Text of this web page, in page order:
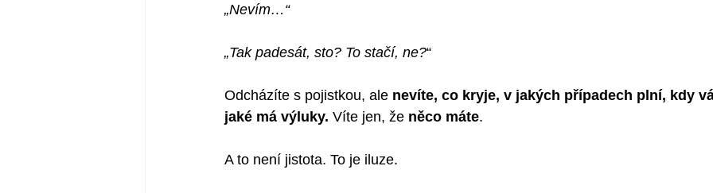
„Nevím…“
„Tak padesát, sto? To stačí, ne?“
Odcházíte s pojistkou, ale nevíte, co kryje, v jakých případech plní, kdy
jaké má výluky. Víte jen, že něco máte.
A to není jistota. To je iluze.